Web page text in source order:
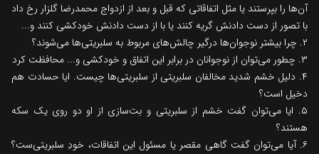
آن‌ها را بپرستند یا مثل اتفاقاتی که قبل و بعد از ازدواج محمدرضا گلزار رخ داد
با تصور از دست دادنش گریه کنند یا با از دست دادنش خودکشی کنند و...
۲. چرا بیشتر نوجوان‌ها درگیر چالش‌های مربوط به سلبریتی‌ها می‌شوند؟
۳. چطور می‌توان از نوجوانان در برابر این اتفاق و خودکشی و... محافظت کرد
۴. دلیل خشم شدید مخالفان سلبریتی از سلبریتی‌ها چیست. ایا حسادت هم
دخیل است؟
۵. ایا می‌توان گفت خشم از سلبریتی و بت‌سازی از او دو روی یک سکه‌
هستند؟
۶. آیا می‌توان گفت گاهی مقصر یا مسئول این اتفاقات، خودِ سلبریتی‌ست؟